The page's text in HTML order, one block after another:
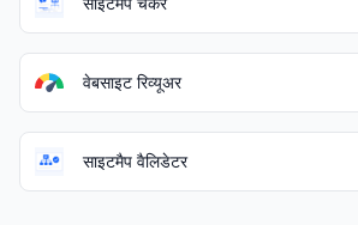
वेबसाइट रिव्यूअर
साइटमैप वैलिडेटर